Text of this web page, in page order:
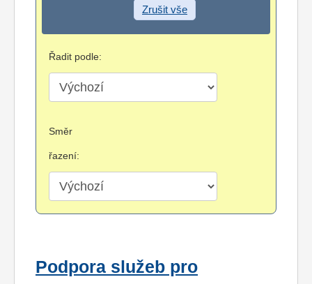
Zrušit vše
Řadit podle:
Směr
řazení:
Podpora služeb pro